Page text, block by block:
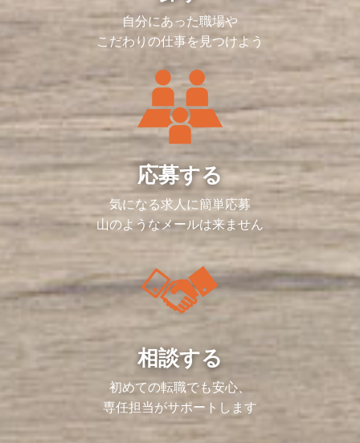
自分にあった職場や
こだわりの仕事を見つけよう
応募する
気になる求人に簡単応募
山のようなメールは来ません
相談する
初めての転職でも安心、
専任担当がサポートします